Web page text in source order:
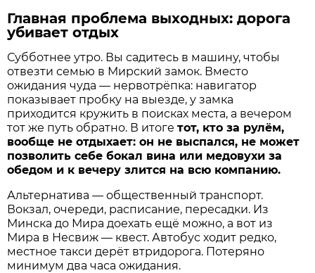
Главная проблема выходных: дорога
убивает отдых
Субботнее утро. Вы садитесь в машину, чтобы
отвезти семью в Мирский замок. Вместо
ожидания чуда — нервотрёпка: навигатор
показывает пробку на выезде, у замка
приходится кружить в поисках места, а вечером
тот же путь обратно. В итогетот, кто за рулём,
вообще не отдыхает: он не выспался, не может
позволить себе бокал вина или медовухи за
обедом и к вечеру злится на всю компанию.
Альтернатива — общественный транспорт.
Вокзал, очереди, расписание, пересадки. Из
Минска до Мира доехать ещё можно, а вот из
Мира в Несвиж — квест. Автобус ходит редко,
местное такси дерёт втридорога. Потеряно
минимум два часа ожидания.